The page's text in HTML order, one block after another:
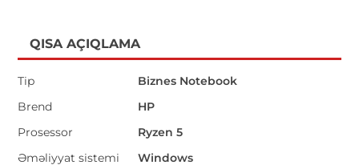
QISA AÇIQLAMA
Tip
Biznes Notebook
Brend
HP
Prosessor
Ryzen 5
Əməliyyat sistemi
Windows